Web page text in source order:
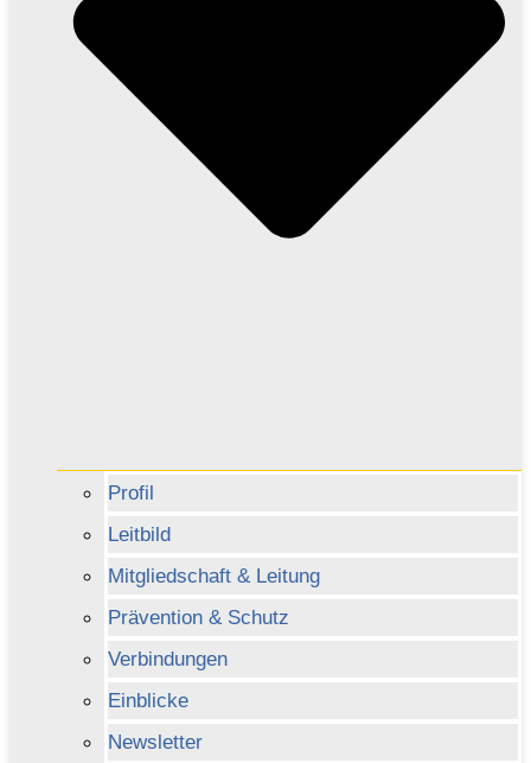
Profil
Leitbild
Mitgliedschaft & Leitung
Prävention & Schutz
Verbindungen
Einblicke
Newsletter